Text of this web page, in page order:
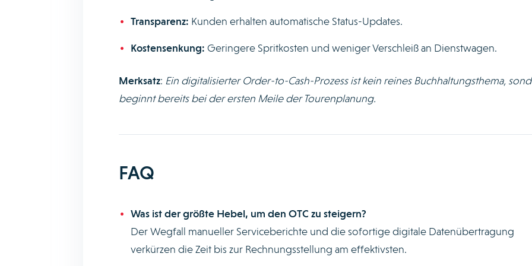
Transparenz: Kunden erhalten automatische Status-Updates.
Kostensenkung: Geringere Spritkosten und weniger Verschleiß an Dienstwagen.
Merksatz: Ein digitalisierter Order-to-Cash-Prozess ist kein reines Buchhaltungsthema,
beginnt bereits bei der ersten Meile der Tourenplanung.
FAQ
Was ist der größte Hebel, um den OTC zu steigern?
Der Wegfall manueller Serviceberichte und die sofortige digitale Datenübertragung
verkürzen die Zeit bis zur Rechnungsstellung am effektivsten.